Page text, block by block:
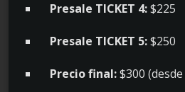
Presale TICKET 4:$225
Presale TICKET 5:$250
Precio final:$300